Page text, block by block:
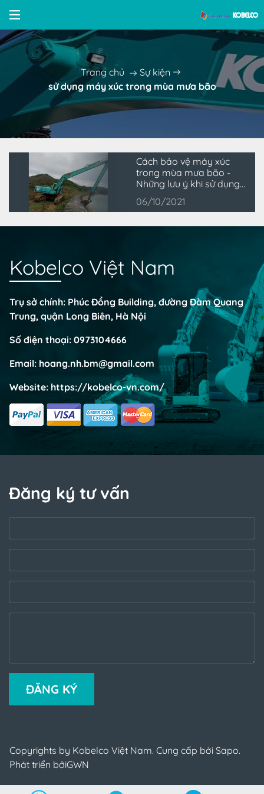
Trang chủ
Sự kiện
sử dụng máy xúc trong mùa mưa bão
Cách bảo vệ máy xúc
trong mùa mưa bão -
Những lưu ý khi sử dụng
máy xúc đào
06/10/2021
Kobelco Việt Nam
Trụ sở chính: Phúc Đồng Building, đường Đàm Quang
Trung, quận Long Biên, Hà Nội
Số điện thoại: 0973104666
Email: hoang.nh.bm@gmail.com
Website: https://kobelco-vn.com/
Đăng ký tư vấn
ĐĂNG KÝ
Copyrights by Kobelco Việt Nam. Cung cấp bởi Sapo.
Phát triển bởiGWN